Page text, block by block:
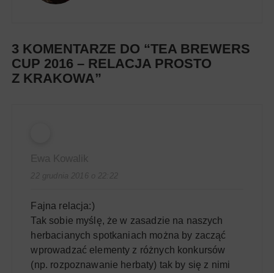
3 KOMENTARZE DO “TEA BREWERS
CUP 2016 – RELACJA PROSTO
Z KRAKOWA”
Fajna relacja:)
Tak sobie myślę, że w zasadzie na naszych
herbacianych spotkaniach można by zacząć
wprowadzać elementy z różnych konkursów
(np. rozpoznawanie herbaty) tak by się z nimi